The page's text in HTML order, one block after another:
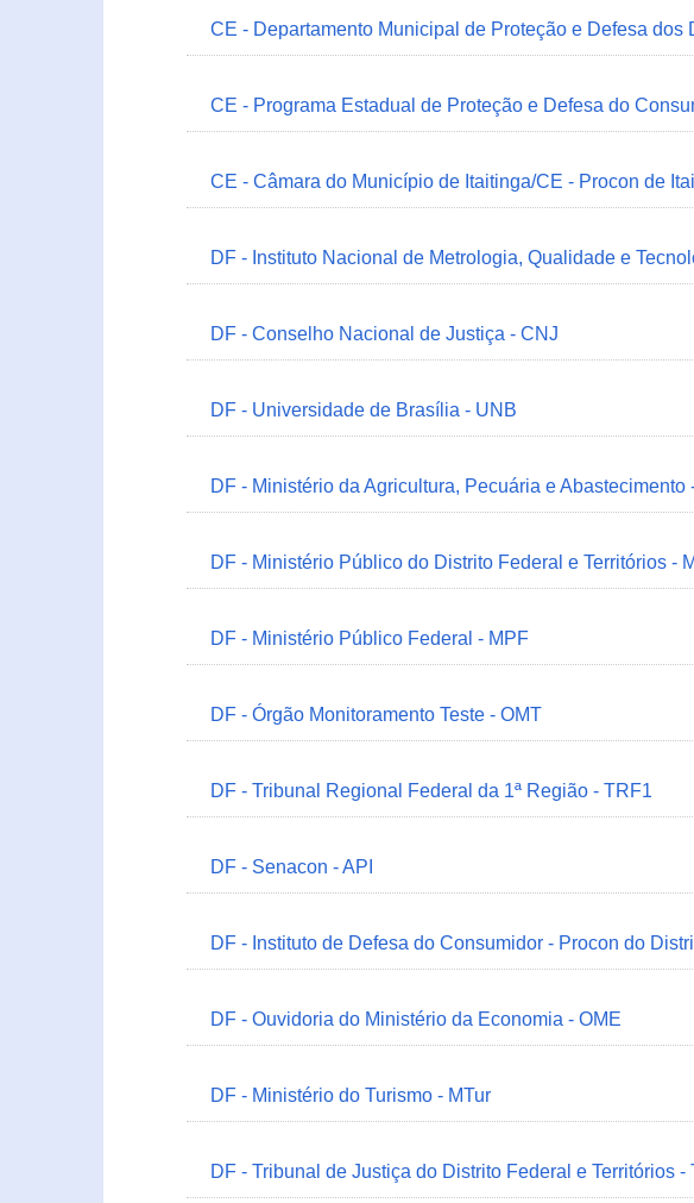
CE - Departamento Municipal de Proteção e Defesa
CE - Programa Estadual de Proteção e Defesa do
CE - Câmara do Município de Itaitinga/CE - Procon de
DF - Instituto Nacional de Metrologia, Qualidade e
DF - Conselho Nacional de Justiça - CNJ
DF - Universidade de Brasília - UNB
DF - Ministério da Agricultura, Pecuária e Abastecimento
DF - Ministério Público do Distrito Federal e Territórios -
DF - Ministério Público Federal - MPF
DF - Órgão Monitoramento Teste - OMT
DF - Tribunal Regional Federal da 1ª Região - TRF1
DF - Senacon - API
DF - Instituto de Defesa do Consumidor - Procon do
DF - Ouvidoria do Ministério da Economia - OME
DF - Ministério do Turismo - MTur
DF - Tribunal de Justiça do Distrito Federal e Territórios -